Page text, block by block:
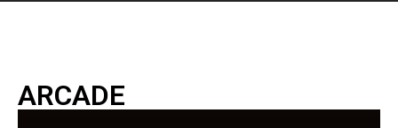
ARCADE